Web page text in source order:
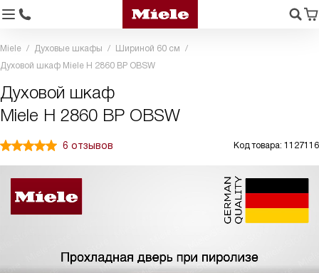
Miele Духовые шкафы
Шириной 60 см
Духовой шкаф Miele H 2860 BP OBSW
Духовой шкаф
Miele H 2860 BP OBSW
6 отзывов Код товара: 1127116